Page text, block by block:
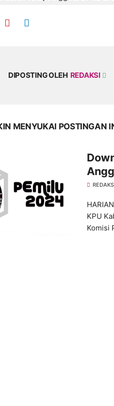
DIPOSTING OLEH REDAKSI
MENYUKAI POSTINGAN
KPU
Komisi